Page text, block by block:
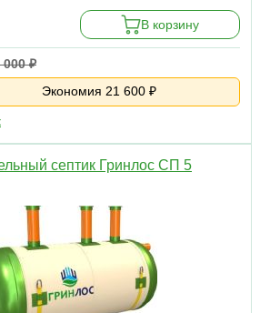
В корзину
000 ₽
Экономия 21 600 ₽
септик Гринлос СП 5